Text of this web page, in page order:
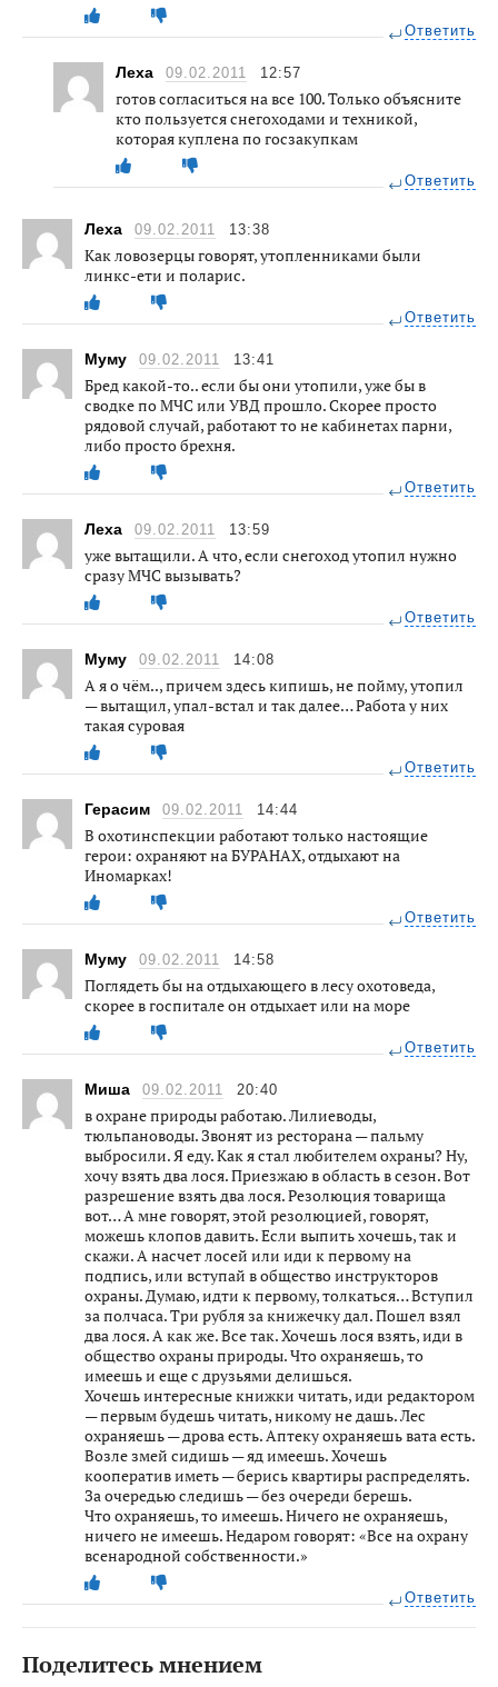
Ответить
Леха 09.02.2011 12:57
готов согласиться на все 100. Только объясните
кто пользуется снегоходами и техникой,
которая куплена по госзакупкам
Ответить
Леха 09.02.2011 13:38
Как ловозерцы говорят, утопленниками были
линкс-ети и поларис.
Ответить
Муму 09.02.2011 13:41
Бред какой-то.. если бы они утопили, уже бы в
сводке по МЧС или УВД прошло. Скорее просто
рядовой случай, работают то не кабинетах парни,
либо просто брехня.
Ответить
Леха 09.02.2011 13:59
уже вытащили. А что, если снегоход утопил нужно
сразу МЧС вызывать?
Ответить
Муму 09.02.2011 14:08
А я о чём.., причем здесь кипишь, не пойму, утопил
— вытащил, упал-встал и так далее… Работа у них
такая суровая
Ответить
Герасим 09.02.2011 14:44
В охотинспекции работают только настоящие
герои: охраняют на БУРАНАХ, отдыхают на
Иномарках!
Ответить
Муму 09.02.2011 14:58
Поглядеть бы на отдыхающего в лесу охотоведа,
скорее в госпитале он отдыхает или на море
Ответить
Миша 09.02.2011 20:40
в охране природы работаю. Лилиеводы,
тюльпановоды. Звонят из ресторана — пальму
выбросили. Я еду. Как я стал любителем охраны? Ну,
хочу взять два лося. Приезжаю в область в сезон. Вот
разрешение взять два лося. Резолюция товарища
вот… А мне говорят, этой резолюцией, говорят,
можешь клопов давить. Если выпить хочешь, так и
скажи. А насчет лосей или иди к первому на
подпись, или вступай в общество инструкторов
охраны. Думаю, идти к первому, толкаться… Вступил
за полчаса. Три рубля за книжечку дал. Пошел взял
два лося. А как же. Все так. Хочешь лося взять, иди в
общество охраны природы. Что охраняешь, то
имеешь и еще с друзьями делишься.
Хочешь интересные книжки читать, иди редактором
— первым будешь читать, никому не дашь. Лес
охраняешь — дрова есть. Аптеку охраняешь вата есть.
Возле змей сидишь — яд имеешь. Хочешь
кооператив иметь — берись квартиры распределять.
За очередью следишь — без очереди берешь.
Что охраняешь, то имеешь. Ничего не охраняешь,
ничего не имеешь. Недаром говорят: «Все на охрану
всенародной собственности.»
Ответить
Поделитесь мнением